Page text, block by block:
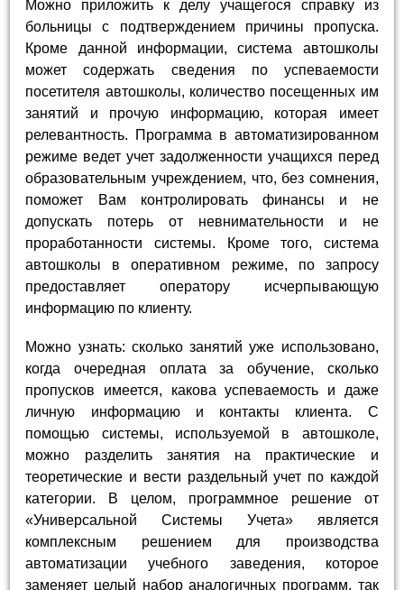
Можно приложить к делу учащегося справку из
больницы с подтверждением причины пропуска.
Кроме данной информации, система автошколы
может содержать сведения по успеваемости
посетителя автошколы, количество посещенных им
занятий и прочую информацию, которая имеет
релевантность. Программа в автоматизированном
режиме ведет учет задолженности учащихся перед
образовательным учреждением, что, без сомнения,
поможет Вам контролировать финансы и не
допускать потерь от невнимательности и не
проработанности системы. Кроме того, система
автошколы в оперативном режиме, по запросу
предоставляет оператору исчерпывающую
информацию по клиенту.
Можно узнать: сколько занятий уже использовано,
когда очередная оплата за обучение, сколько
пропусков имеется, какова успеваемость и даже
личную информацию и контакты клиента. С
помощью системы, используемой в автошколе,
можно разделить занятия на практические и
теоретические и вести раздельный учет по каждой
категории. В целом, программное решение от
«Универсальной Системы Учета» является
комплексным решением для производства
автоматизации учебного заведения, которое
заменяет целый набор аналогичных программ, так